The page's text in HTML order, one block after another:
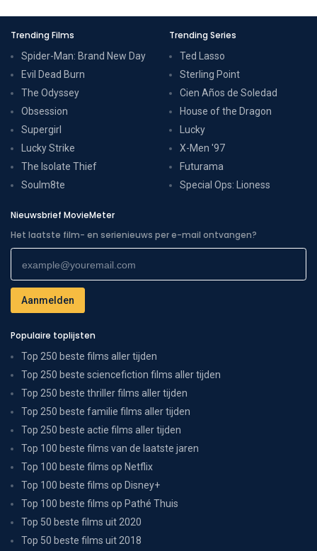
Trending Films
Spider-Man: Brand New Day
Evil Dead Burn
The Odyssey
Obsession
Supergirl
Lucky Strike
The Isolate Thief
Soulm8te
Trending Series
Ted Lasso
Sterling Point
Cien Años de Soledad
House of the Dragon
Lucky
X-Men '97
Futurama
Special Ops: Lioness
Nieuwsbrief MovieMeter
Het laatste film- en serienieuws per e-mail ontvangen?
Populaire toplijsten
Top 250 beste films aller tijden
Top 250 beste sciencefiction films aller tijden
Top 250 beste thriller films aller tijden
Top 250 beste familie films aller tijden
Top 250 beste actie films aller tijden
Top 100 beste films van de laatste jaren
Top 100 beste films op Netflix
Top 100 beste films op Disney+
Top 100 beste films op Pathé Thuis
Top 50 beste films uit 2020
Top 50 beste films uit 2018